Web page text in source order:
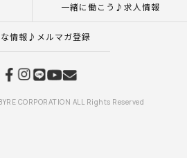
一緒に働こう♪求人情報
情報♪メルマガ登録
CORPORATION ALL Rights Reserved